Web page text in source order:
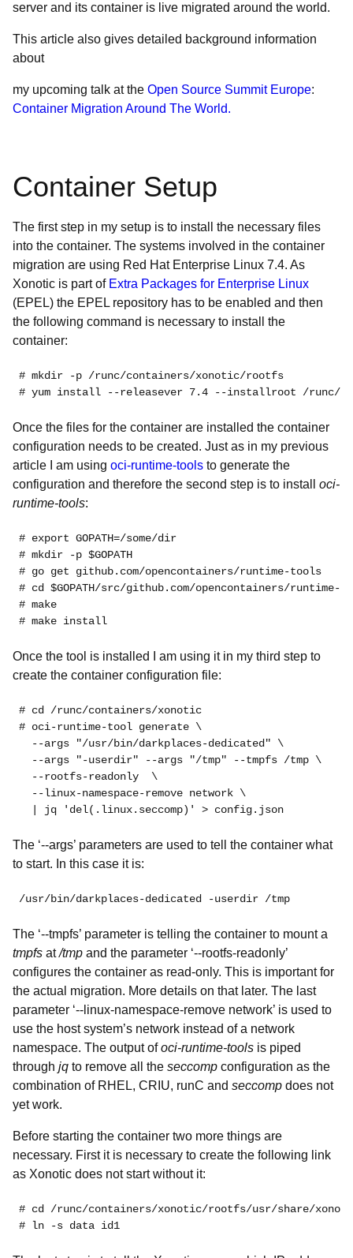
server and its container is live migrated around the world.
This article also gives detailed background information
about
my upcoming talk at the Open Source Summit Europe:
Container Migration Around The World.
Container Setup
The first step in my setup is to install the necessary files
into the container. The systems involved in the container
migration are using Red Hat Enterprise Linux 7.4. As
Xonotic is part of Extra Packages for Enterprise Linux
(EPEL) the EPEL repository has to be enabled and then
the following command is necessary to install the
container:
#️ mkdir -p /runc/containers/xonotic/rootfs
# yum install --releasever 7.4 --installroot /runc/
Once the files for the container are installed the container
configuration needs to be created. Just as in my previous
article I am using oci-runtime-tools to generate the
configuration and therefore the second step is to install oci-
runtime-tools:
# export GOPATH=/some/dir
# mkdir -p $GOPATH
# go get github.com/opencontainers/runtime-tools
# cd $GOPATH/src/github.com/opencontainers/runtime-
# make
# make install
Once the tool is installed I am using it in my third step to
create the container configuration file:
# cd /runc/containers/xonotic
# oci-runtime-tool generate \
--args "/usr/bin/darkplaces-dedicated" \
--args "-userdir" --args "/tmp" --tmpfs /tmp \
--rootfs-readonly  \
--linux-namespace-remove network \
| jq 'del(.linux.seccomp)' > config.json
The ‘--args’ parameters are used to tell the container what
to start. In this case it is:
/usr/bin/darkplaces-dedicated -userdir /tmp
The ‘--tmpfs’ parameter is telling the container to mount a
tmpfs at/tmp and the parameter ‘--rootfs-readonly’
configures the container as read-only. This is important for
the actual migration. More details on that later. The last
parameter ‘--linux-namespace-remove network’ is used to
use the host system’s network instead of a network
namespace. The output ofoci-runtime-tools is piped
through jq to remove all the seccomp configuration as the
combination of RHEL, CRIU, runC and seccomp does not
yet work.
Before starting the container two more things are
necessary. First it is necessary to create the following link
as Xonotic does not start without it:
# cd /runc/containers/xonotic/rootfs/usr/share/
# ln -s data id1